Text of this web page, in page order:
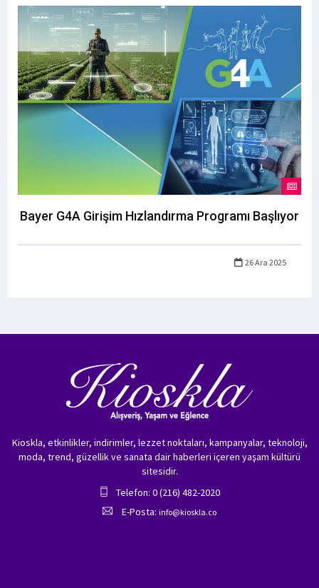
Bayer G4A Girişim Hızlandırma Programı Başlıyor
26 Ara 2025
Kioskla, etkinlikler, indirimler, lezzet noktaları, kampanyalar, teknoloji,
moda, trend, güzellik ve sanata dair haberleri içeren yaşam kültürü
sitesidir.
Telefon: 0 (216) 482-2020
E-Posta: info@kioskla.co